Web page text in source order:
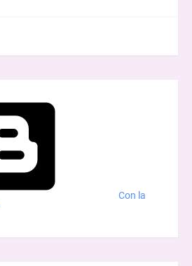
Con la